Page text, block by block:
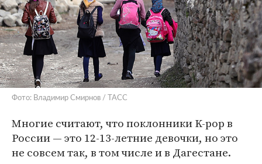
Фото: Владимир Смирнов / ТАСС
Многие считают, что поклонники K-pop в
России — это 12-13-летние девочки, но это
не совсем так, в том числе и в Дагестане.